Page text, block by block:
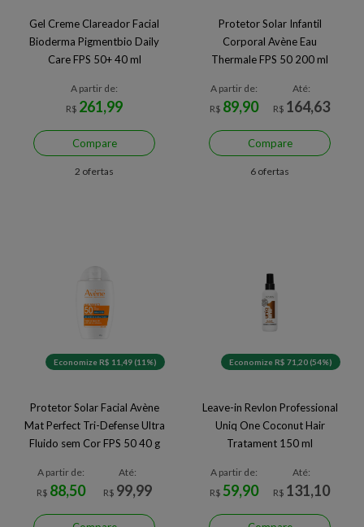
Gel Creme Clareador Facial
Bioderma Pigmentbio Daily
Care FPS 50+ 40 ml
A partir de:
R$ 261,99
Compare
2 ofertas
Protetor Solar Infantil
Corporal Avène Eau
Thermale FPS 50 200 ml
A partir de:
R$ 89,90
Até:
R$ 164,63
Compare
6 ofertas
Economize R$ 11,49 (11%)
Protetor Solar Facial Avène
Mat Perfect Tri-Defense Ultra
Fluido sem Cor FPS 50 40 g
A partir de:
R$ 88,50
Até:
R$ 99,99
Economize R$ 71,20 (54%)
Leave-in Revlon Professional
Uniq One Coconut Hair
Tratament 150 ml
A partir de:
R$ 59,90
Até:
R$ 131,10